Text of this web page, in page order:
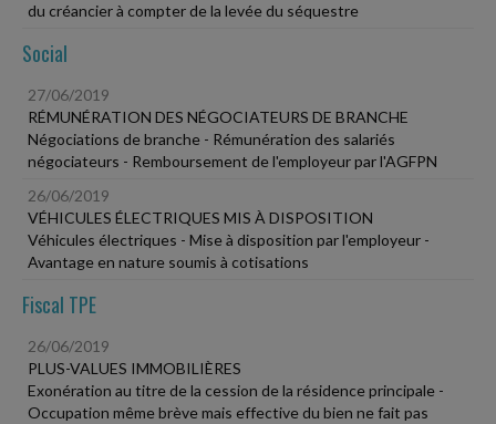
du créancier à compter de la levée du séquestre
Social
27/06/2019
RÉMUNÉRATION DES NÉGOCIATEURS DE BRANCHE
Négociations de branche - Rémunération des salariés
négociateurs - Remboursement de l'employeur par l'AGFPN
26/06/2019
VÉHICULES ÉLECTRIQUES MIS À DISPOSITION
Véhicules électriques - Mise à disposition par l'employeur -
Avantage en nature soumis à cotisations
Fiscal TPE
26/06/2019
PLUS-VALUES IMMOBILIÈRES
Exonération au titre de la cession de la résidence principale -
Occupation même brève mais effective du bien ne fait pas